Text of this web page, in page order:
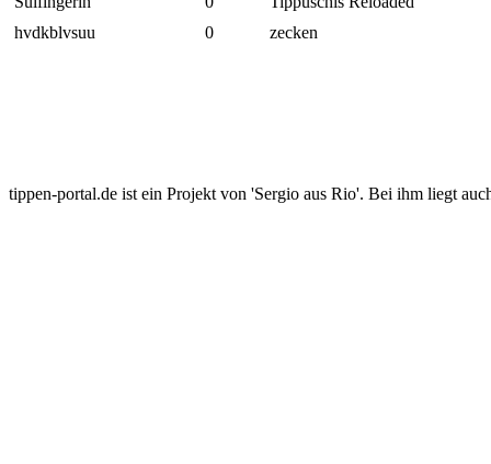
hvdkblvsuu
0 zecken
tippen-portal.de ist ein Projekt von 'Sergio aus Rio'. Bei ihm liegt